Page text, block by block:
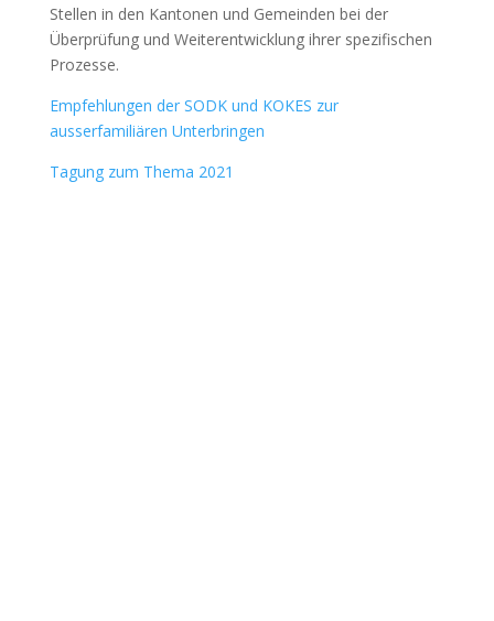
Stellen in den Kantonen und Gemeinden bei der
Überprüfung und Weiterentwicklung ihrer spezifischen
Prozesse.
Empfehlungen der SODK und KOKES zur
ausserfamiliären Unterbringen
Tagung zum Thema 2021